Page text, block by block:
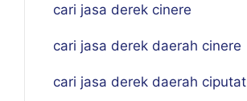
cari jasa derek cinere
cari jasa derek daerah cinere
cari jasa derek daerah ciputat